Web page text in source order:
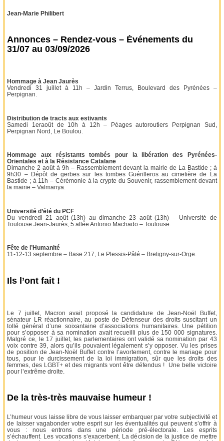
Jean-Marie Philibert
Annonces – Rendez-vous – Événements du
31/07 au 03/09/2026
Hommage à Jean Jaurès
Vendredi 31 juillet à 11h – Jardin Terrus, Boulevard des Pyrénées –
Perpignan.
Distribution de tracts aux estivants
Samedi 1eraoût de 10h à 12h – Péages autoroutiers Perpignan Sud,
Perpignan Nord, Le Boulou.
Hommage aux résistants tombés pour la libération des Pyrénées-
Orientales et à la Résistance Catalane
Dimanche 2 août à 9h – Rassemblement devant la mairie de La Bastide ; à
9h30 – Dépôt de gerbes sur les tombes Guérilleros au cimetière de La
Bastide ; à 11h – Cérémonie à la crypte du Souvenir, rassemblement devant
la mairie – Valmanya.
Université d’été du PCF
Du vendredi 21 août (13h) au dimanche 23 août (13h) – Université de
Toulouse Jean-Jaurès, 5 allée Antonio Machado – Toulouse.
Fête de l’Humanité
11-12-13 septembre – Base 217, Le Plessis-Pâté – Bretigny-sur-Orge.
Ils l’ont fait !
Le 7 juillet, Macron avait proposé la candidature de Jean-Noël Buffet,
sénateur LR réactionnaire, au poste de Défenseur des droits suscitant un
tollé général d’une soixantaine d’associations humanitaires. Une pétition
pour s’opposer à sa nomination avait recueilli plus de 150 000 signatures.
Malgré ce, le 17 juillet, les parlementaires ont validé sa nomination par 43
voix contre 39, alors qu’ils pouvaient légalement s’y opposer. Vu les prises
de position de Jean-Noël Buffet contre l’avortement, contre le mariage pour
tous, pour le durcissement de la loi immigration, sûr que les droits des
femmes, des LGBT+ et des migrants vont être défendus ! Une belle victoire
pour l’extrême droite.
De la très-très mauvaise humeur !
L’humeur vous laisse libre de vous laisser embarquer par votre subjectivité et
de laisser vagabonder votre esprit sur les éventualités qui peuvent s’offrir à
vous : nous entrons dans une période pré-électorale. Les esprits
s’échauffent. Les vocations s’exacerbent. La décision de la justice de mettre